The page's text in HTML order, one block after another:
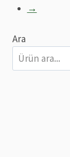
→
Ara